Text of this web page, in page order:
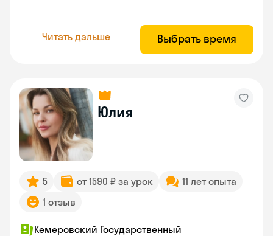
Читать дальше Выбрать время
Юлия
5 от 1590 ₽ за урок
11 лет опыта
1 отзыв
Кемеровский Государственный